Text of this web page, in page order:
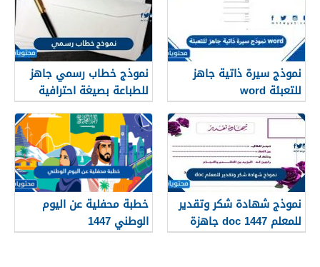
نموذج سيرة ذاتية جاهز
للتعبئة word
نموذج خطاب رسمي جاهز
للطباعة بصيغة احترافية
نموذج شهادة شكر وتقدير
للمعلم 1447 doc جاهزة
للطباعة والكتابة عليها
خطبة محفلية عن اليوم
الوطني 1447